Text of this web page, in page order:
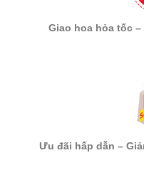
Giao hoa hỏa tốc
Ưu đãi hấp dẫn –